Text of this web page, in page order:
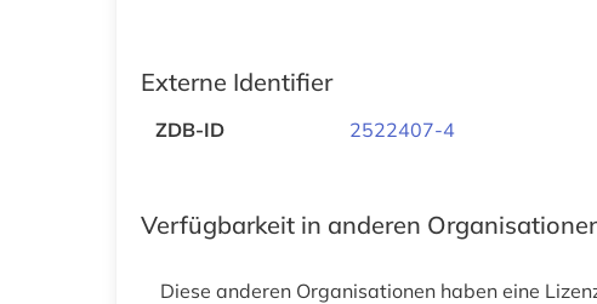
Externe Identifier
ZDB-ID 2522407-4
Verfügbarkeit in anderen
Diese anderen Organisationen haben eine